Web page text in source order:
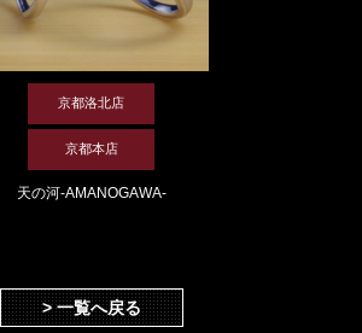
京都洛北店
京都本店
天の河-AMANOGAWA-
> 一覧へ戻る